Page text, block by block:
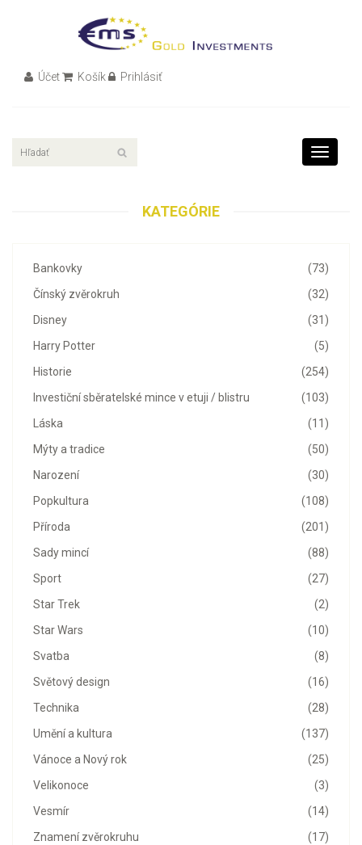
Účet Košík Prihlásiť
Toggle
KATEGÓRIE
(73)
Bankovky
(32)
Čínský zvěrokruh
(31)
Disney
(5)
Harry Potter
(254)
Historie
(103)
Investiční sběratelské mince v etuji / blistru
(11)
Láska
(50)
Mýty a tradice
(30)
Narození
(108)
Popkultura
(201)
Příroda
(88)
Sady mincí
(27)
Sport
(2)
Star Trek
(10)
Star Wars
(8)
Svatba
(16)
Světový design
(28)
Technika
(137)
Umění a kultura
(25)
Vánoce a Nový rok
(3)
Velikonoce
(14)
Vesmír
(17)
Znamení zvěrokruhu